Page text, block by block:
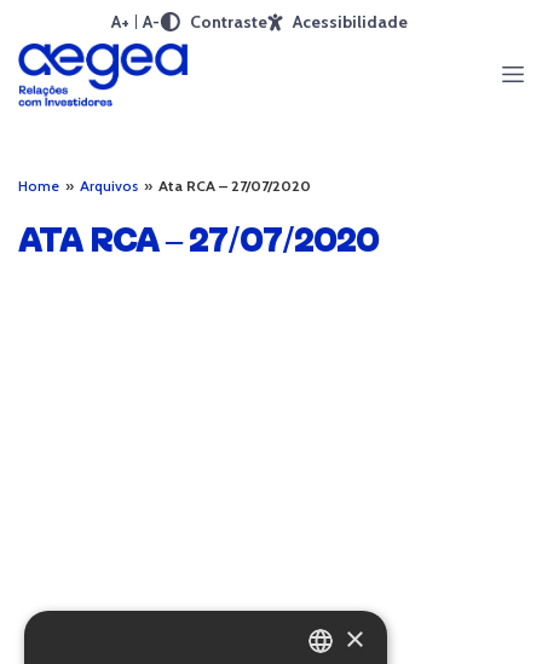
A+ A- Contraste Acessibilidade
Home » Arquivos » Ata RCA – 27/07/2020
ATA RCA – 27/07/2020
×